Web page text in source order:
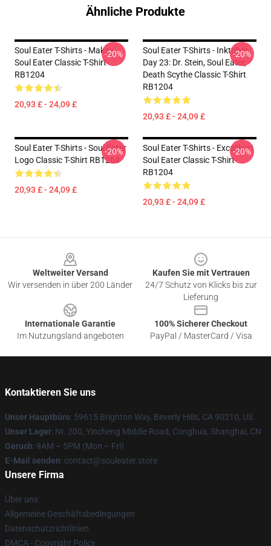
Ähnliche Produkte
Soul Eater T-Shirts - Maka -
Soul Eater Classic T-Shirt
RB1204
20,93 £ - 24,09 £
-20%
Soul Eater T-Shirts - Inktober
Day 23: Dr. Stein, Soul Eater,
Death Scythe Classic T-Shirt
RB1204
20,93 £ - 24,09 £
-20%
Soul Eater T-Shirts - Soul Eater
Logo Classic T-Shirt RB1204
20,93 £ - 24,09 £
-20%
Soul Eater T-Shirts - Excalibur!
Soul Eater Classic T-Shirt
RB1204
20,93 £ - 24,09 £
-20%
Weltweiter Versand
Wir versenden in über 200 Länder
Kaufen Sie mit Vertrauen
24/7 Schutz von Klicks bis zur
Lieferung
Internationale Garantie
Im Nutzungsland angeboten
100% Sicherer Checkout
PayPal / MasterCard / Visa
Kontaktieren Sie uns
Unser Hauptbüro: 59615 Brighton Way, Beverly Hills, CA 90210, US
Unser Lager: Nr. 200, Yincheng Middle Road, Conghua, Shanghai, CN
Geruch: 9AM – 5PM (Mon – Fri)
E-Mail senden: contact@souleater.store
Unsere Firma
Über uns
Allgemeine Geschäftsbedingungen
Datenschutzrichtlinien
DMCA - Copyright Policy